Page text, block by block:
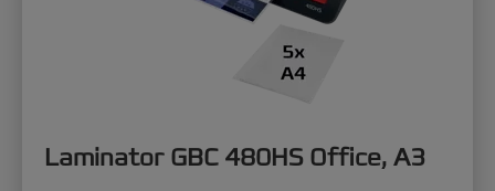
Laminator GBC 480HS Office, A3